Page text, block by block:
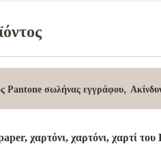
Pantone σωλήνας εγγράφου,
χαρτόνι, χαρτόνι, χαρτί